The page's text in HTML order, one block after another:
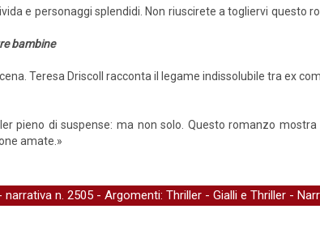
e personaggi splendidi. Non riuscirete a togliervi questo
bambine
Teresa Driscoll racconta il legame indissolubile tra ex
pieno di suspense: ma non solo. Questo romanzo
amate.»
narrativa n. 2505 - Argomenti: Thriller - Gialli e Thriller -